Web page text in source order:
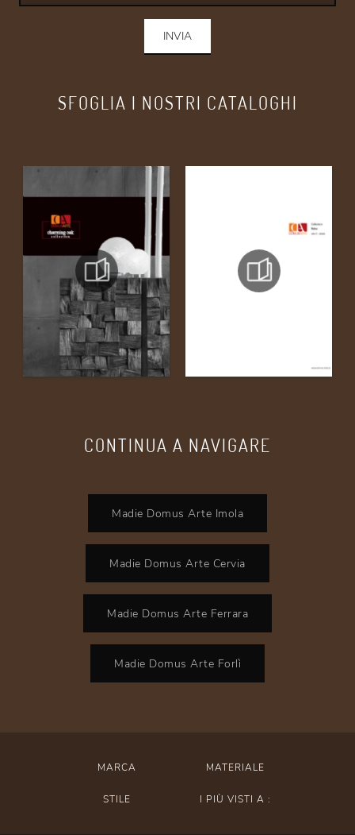
SFOGLIA I NOSTRI CATALOGHI
CONTINUA A NAVIGARE
Madie Domus Arte Imola
Madie Domus Arte Cervia
Madie Domus Arte Ferrara
Madie Domus Arte Forlì
INVIA
MARCA MATERIALE
STILE I PIÙ VISTI A :